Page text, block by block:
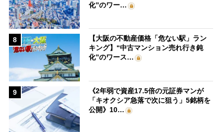
化”のワー…
8
【大阪の不動産価格「危ない駅」ラン
キング】“中古マンション売れ行き鈍
化”のワース…
9
《2年弱で資産17.5倍の元証券マンが
「キオクシア急落で次に狙う」5銘柄を
公開》10…